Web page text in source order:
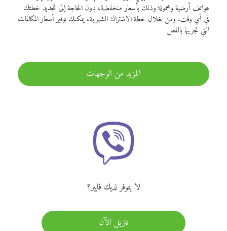
هواتف أرضية ومحمولة وذلك بأسعار منخفضة، دون الحاجة إلى تجديد خطتك
في أي وقت. ومن خلال خطة الاشتراك الشهرية، يمكنك توفير أسعار المكالمات
التي تجريها بالفعل
المزيد من الوجهات
لا يتوفر لديك فايبر؟
تنزيل الآن